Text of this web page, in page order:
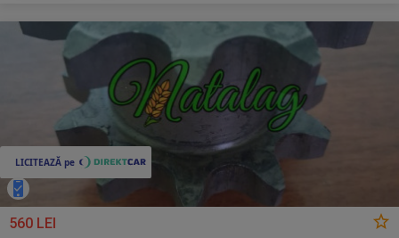
560 LEI